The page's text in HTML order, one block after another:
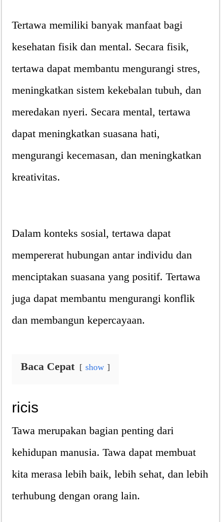
Tertawa memiliki banyak manfaat bagi
kesehatan fisik dan mental. Secara fisik,
tertawa dapat membantu mengurangi stres,
meningkatkan sistem kekebalan tubuh, dan
meredakan nyeri. Secara mental, tertawa
dapat meningkatkan suasana hati,
mengurangi kecemasan, dan meningkatkan
kreativitas.
Dalam konteks sosial, tertawa dapat
mempererat hubungan antar individu dan
menciptakan suasana yang positif. Tertawa
juga dapat membantu mengurangi konflik
dan membangun kepercayaan.
Baca Cepat show
ricis
Tawa merupakan bagian penting dari
kehidupan manusia. Tawa dapat membuat
kita merasa lebih baik, lebih sehat, dan lebih
terhubung dengan orang lain.